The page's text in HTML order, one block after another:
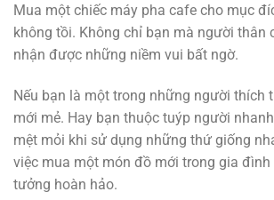
Mua một chiếc máy pha cafe cho mục
không tồi. Không chỉ bạn mà người thân
nhận được những niềm vui bất ngờ.
Nếu bạn là một trong những người thích
mới mẻ. Hay bạn thuộc tuýp người
mệt mỏi khi sử dụng những thứ giống
việc mua một món đồ mới trong gia đình
tưởng hoàn hảo.